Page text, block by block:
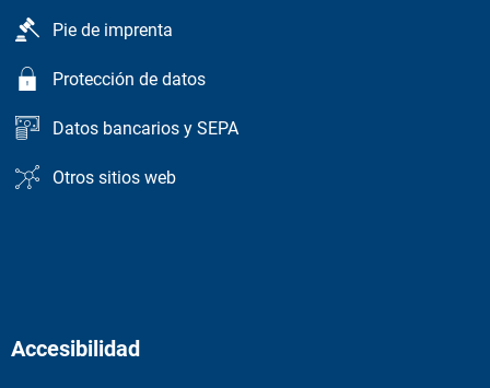
Pie de imprenta
Protección de datos
Datos bancarios y SEPA
Otros sitios web
Accesibilidad